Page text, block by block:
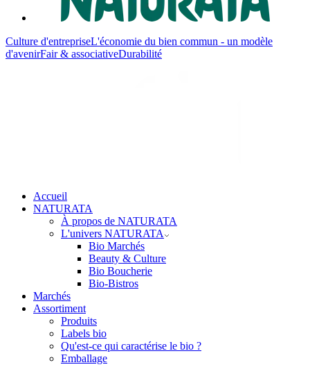
Culture d'entrepriseL'économie du bien commun - un modèle
d'avenirFair & associativeDurabilité
Accueil
NATURATA
À propos de NATURATA
L'univers NATURATA
Bio Marchés
Beauty & Culture
Bio Boucherie
Bio-Bistros
Marchés
Assortiment
Produits
Labels bio
Qu'est-ce qui caractérise le bio ?
Emballage